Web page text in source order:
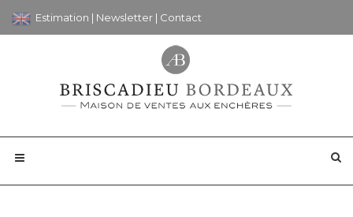
Estimation | Newsletter | Contact